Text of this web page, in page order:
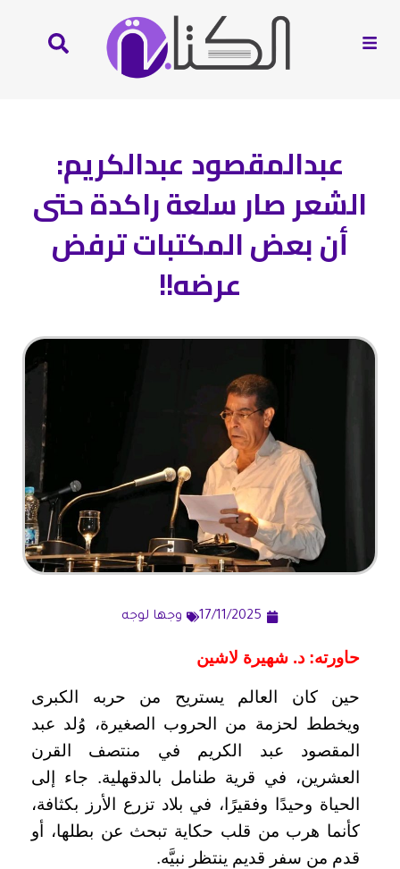
عبدالمقصود عبدالكريم:
الشعر صار سلعة راكدة حتى
أن بعض المكتبات ترفض
عرضه!!
17/11/2025 وجها لوجه
حاورته: د. شهيرة لاشين
حين كان العالم يستريح من حربه الكبرى
ويخطط لحزمة من الحروب الصغيرة، وُلد عبد
المقصود عبد الكريم في منتصف القرن
العشرين، في قرية طنامل بالدقهلية. جاء إلى
الحياة وحيدًا وفقيرًا، في بلاد تزرع الأرز بكثافة،
كأنما هرب من قلب حكاية تبحث عن بطلها، أو
قدم من سفر قديم ينتظر نبيَّه.